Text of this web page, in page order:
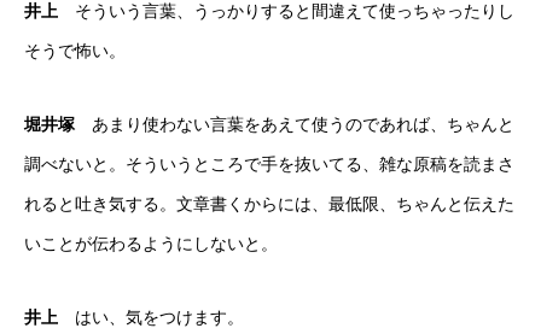
井上 そういう言葉、うっかりすると間違えて使っちゃったりし
そうで怖い。
堀井塚 あまり使わない言葉をあえて使うのであれば、ちゃんと
調べないと。そういうところで手を抜いてる、雑な原稿を読まさ
れると吐き気する。文章書くからには、最低限、ちゃんと伝えた
いことが伝わるようにしないと。
井上 はい、気をつけます。